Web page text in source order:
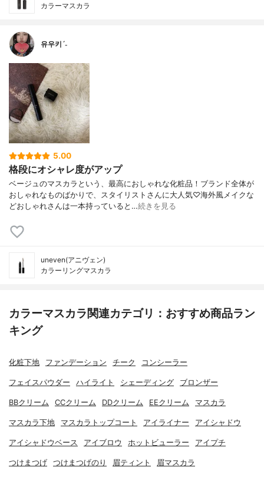
カラーマスカラ
유우키ˊ˗
5.00
格段にオシャレ度がアップ
ベージュのマスカラという、最高におしゃれな化粧品！ブランド全体が
おしゃれなものばかりで、スタイリストさんに大人気♡海外風メイクな
どおしゃれさんは一本持っていると…続きを見る
uneven(アニヴェン)
カラーリングマスカラ
カラーマスカラ関連カテゴリ：おすすめ商品ラン
キング
化粧下地 ファンデーション チーク コンシーラー
フェイスパウダー ハイライト シェーディング ブロンザー
BBクリーム CCクリーム DDクリーム EEクリーム マスカラ
マスカラ下地 マスカラトップコート アイライナー アイシャドウ
アイシャドウベース アイブロウ ホットビューラー アイプチ
つけまつげ つけまつげのり 眉ティント 眉マスカラ